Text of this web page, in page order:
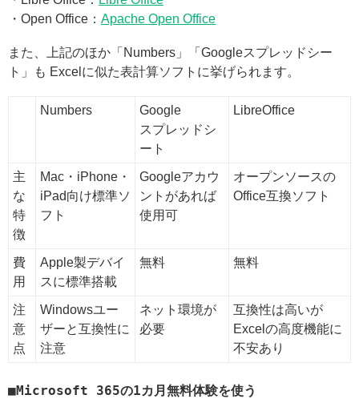
・Open Office： Apache Open Office
また、上記のほか「Numbers」「Googleスプレッドシー
ト」も Excelに似た表計算ソフトに挙げられます。
Numbers
Google
スプレッドシ
ート
LibreOffice
主
な
特
徴
Mac・iPhone・
iPad向け標準ソ
フト
Googleアカウ
ントがあれば
使用可
オープンソースの
Office互換ソフト
費
用
Apple製デバイ
スに標準搭載
無料 無料
注
意
点
Windowsユー
ザーと互換性に
注意
ネット環境が
必要
互換性は高いが
Excelの高度機能に
不安あり
Microsoft 365の1カ月無料体験を使う